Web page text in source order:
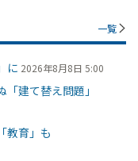
一覧
に 2026年8月8日 5:00
建て替え問題」
教育」も